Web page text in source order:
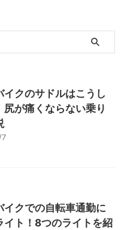
イクのサドルはこうし
尻が痛くならない乗り
イクでの自転車通勤に
イト！8つのライトを紹